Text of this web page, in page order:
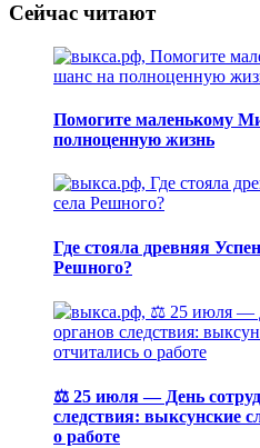
Сейчас читают
Помогите маленькому
полноценную жизнь
Где стояла древняя
Решного?
⚖️ 25 июля — День
следствия: выксунские
о работе